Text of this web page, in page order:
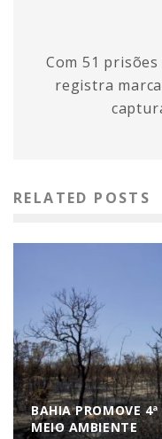
Com 51
registra
RELATED POSTS
BAHIA PROMOVE
MEIO AMBIENTE